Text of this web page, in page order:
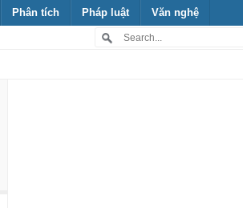
Phân tích Pháp luật Văn nghệ